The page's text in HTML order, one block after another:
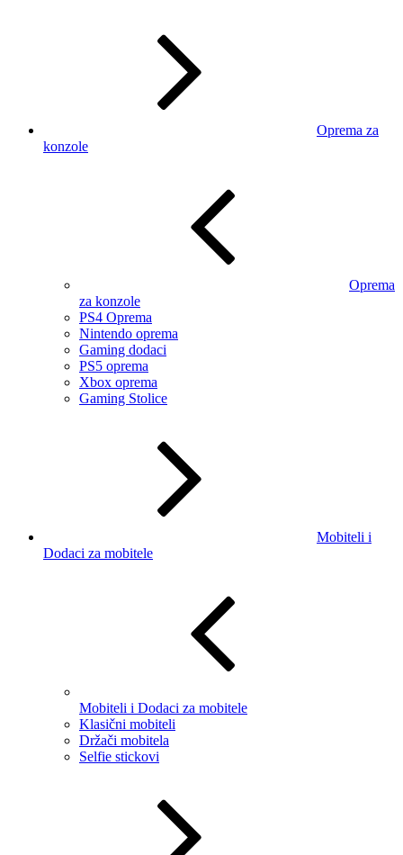
Oprema za
konzole
Oprema
za konzole
PS4 Oprema
Nintendo oprema
Gaming dodaci
PS5 oprema
Xbox oprema
Gaming Stolice
Mobiteli i
Dodaci za mobitele
Mobiteli i Dodaci za mobitele
Klasični mobiteli
Držači mobitela
Selfie stickovi